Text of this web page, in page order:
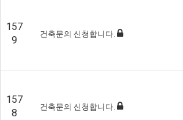
157
9
건축문의 신청합니다.
157
8
건축문의 신청합니다.